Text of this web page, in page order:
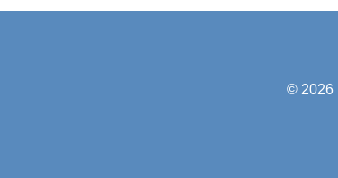
© 2026